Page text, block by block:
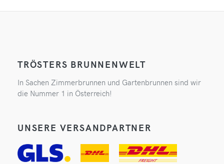
TRÖSTERS BRUNNENWELT
In Sachen Zimmerbrunnen und Gartenbrunnen sind wir
die Nummer 1 in Österreich!
UNSERE VERSANDPARTNER